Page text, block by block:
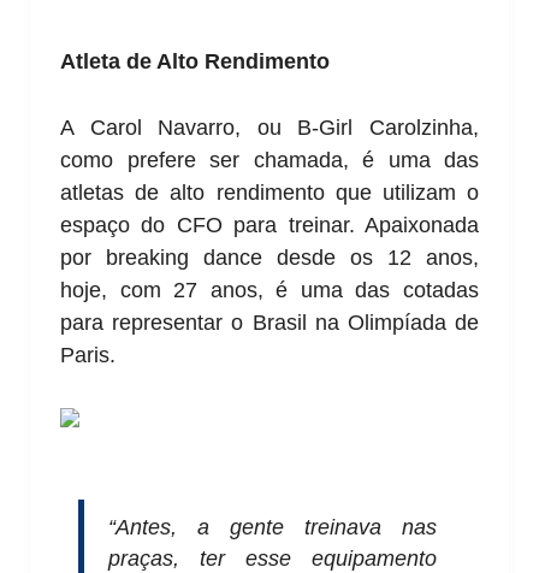
Atleta de Alto Rendimento
A Carol Navarro, ou B-Girl Carolzinha,
como prefere ser chamada, é uma das
atletas de alto rendimento que utilizam o
espaço do CFO para treinar. Apaixonada
por breaking dance desde os 12 anos,
hoje, com 27 anos, é uma das cotadas
para representar o Brasil na Olimpíada de
Paris.
“Antes, a gente treinava nas
praças, ter esse equipamento